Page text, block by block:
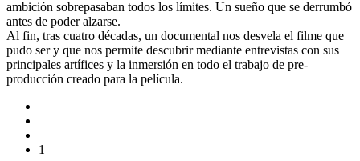
ambición sobrepasaban todos los límites. Un sueño que se derrumbó
antes de poder alzarse.
Al fin, tras cuatro décadas, un documental nos desvela el filme que
pudo ser y que nos permite descubrir mediante entrevistas con sus
principales artífices y la inmersión en todo el trabajo de pre-
producción creado para la película.
1